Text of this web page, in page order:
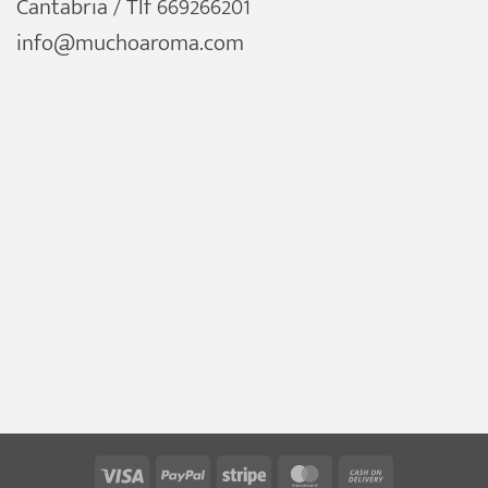
info@muchoaroma.com
Visa PayPalStripe MasterCard